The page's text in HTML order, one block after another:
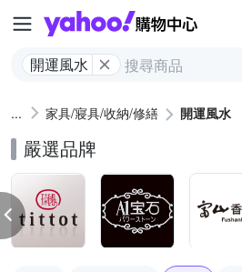
開運風水
家具/寢具/收納/修繕 開運風水
嚴選品牌